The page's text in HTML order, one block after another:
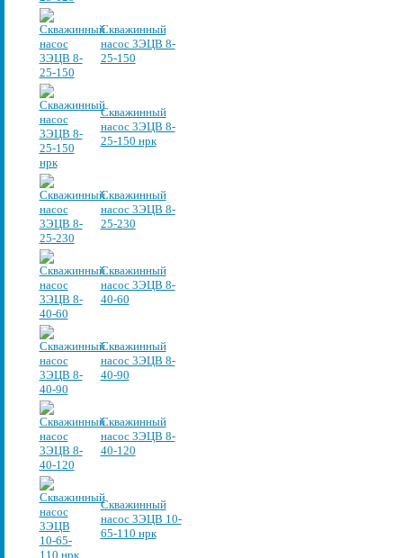
Скважинный
насос 3ЭЦВ 8-
25-150
Скважинный
насос 3ЭЦВ 8-
25-150 нрк
Скважинный
насос 3ЭЦВ 8-
25-230
Скважинный
насос 3ЭЦВ 8-
40-60
Скважинный
насос 3ЭЦВ 8-
40-90
Скважинный
насос 3ЭЦВ 8-
40-120
Скважинный
насос 3ЭЦВ 10-
65-110 нрк